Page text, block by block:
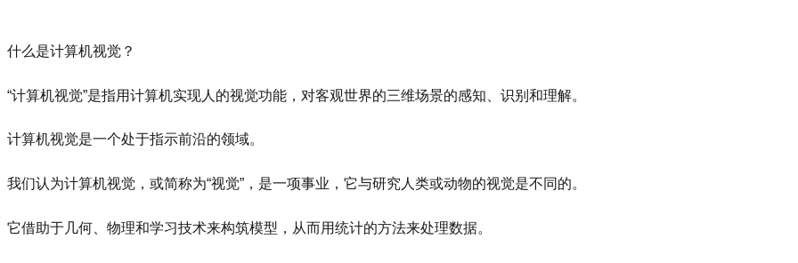
什么是计算机视觉？
“计算机视觉”是指用计算机实现人的视觉功能，对客观世界的三维场景的感知、识别和理解。
计算机视觉是一个处于指示前沿的领域。
我们认为计算机视觉，或简称为“视觉”，是一项事业，它与研究人类或动物的视觉是不同的。
它借助于几何、物理和学习技术来构筑模型，从而用统计的方法来处理数据。